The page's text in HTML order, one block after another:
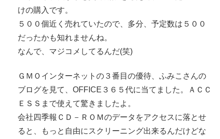
けの購入です。
５００個近く売れていたので、多分、予定数は５００
だったかも知れませんね。
なんで、マジコメしてるんだ(笑)
ＧＭＯインターネットの３番目の優待、ふみこさんの
ブログを見て、OFFICE３６５代に当てました。ＡＣＣ
ＥＳＳまで使えて驚きましたよ。
会社四季報ＣＤ－ＲＯＭのデータをアクセスに落とせ
ると、もっと自由にスクリーニング出来るんだけどな